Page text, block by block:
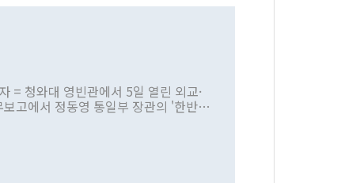
= 청와대 영빈관에서 5일 열린 외교·
고에서 정동영 통일부 장관의 '한반도
은 사안을 정책으로 추진하겠다고 공